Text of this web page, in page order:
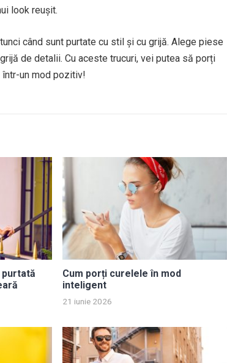
look reușit.
când sunt purtate cu stil și cu grijă. Alege piese
de detalii. Cu aceste trucuri, vei putea să porți
un mod pozitiv!
Cum porți curelele în mod
inteligent
21 iunie 2026